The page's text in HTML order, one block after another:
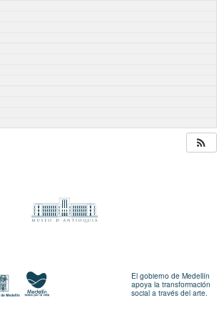
El gobierno de Medellín
apoya la transformación
social a través del arte.